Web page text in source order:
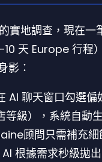
實地調查，現在一
天 Europe 行程
影：
AI 聊天窗口勾選偏
等級），系統自動
顾問只需補充細
AI 根據需求秒級拋